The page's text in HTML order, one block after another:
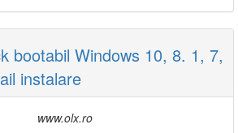
bootabil Windows 10, 8. 1, 7,
instalare
www.olx.ro